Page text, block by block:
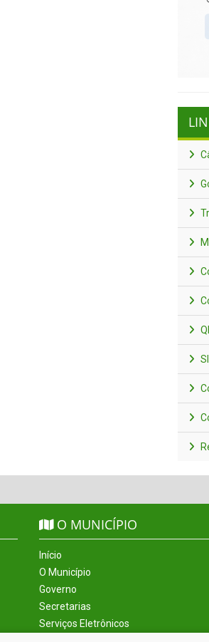
O MUNICÍPIO
Início
O Município
Governo
Secretarias
Serviços Eletrônicos